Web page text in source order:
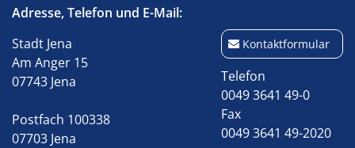
Adresse, Telefon und E-Mail:
Stadt Jena
Am Anger 15
07743 Jena
Postfach 100338
07703 Jena
Kontaktformular
Telefon
0049 3641 49-0
Fax
0049 3641 49-2020